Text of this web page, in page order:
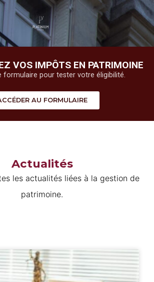
VOS IMPÔTS EN PATRIMOINE
formulaire pour tester votre éligibilité.
AU FORMULAIRE
Actualités
les actualités liées à la gestion de
patrimoine.